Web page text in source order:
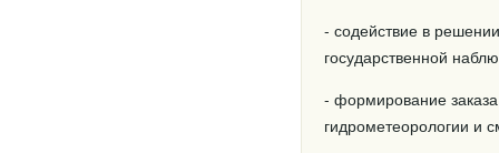
- содействие в
государственной
- формирование
гидрометеорологии и